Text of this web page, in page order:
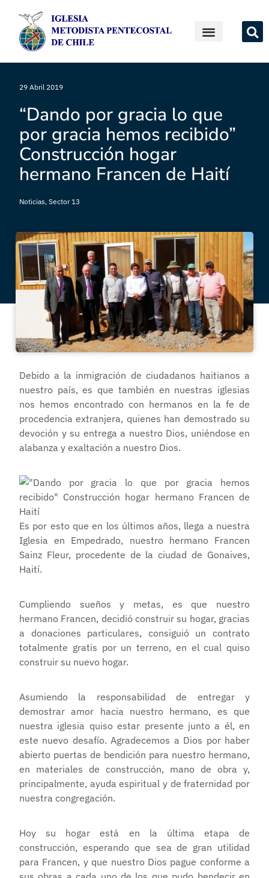
29 Abril 2019
“Dando por gracia lo que
por gracia hemos recibido”
Construcción hogar
hermano Francen de Haití
Noticias, Sector 13
Debido a la inmigración de ciudadanos haitianos a
nuestro país, es que también en nuestras iglesias
nos hemos encontrado con hermanos en la fe de
procedencia extranjera, quienes han demostrado su
devoción y su entrega a nuestro Dios, uniéndose en
alabanza y exaltación a nuestro Dios.
Es por esto que en los últimos años, llega a nuestra
Iglesia en Empedrado, nuestro hermano Francen
Sainz Fleur, procedente de la ciudad de Gonaives,
Haití.
Cumpliendo sueños y metas, es que nuestro
hermano Francen, decidió construir su hogar, gracias
a donaciones particulares, consiguió un contrato
totalmente gratis por un terreno, en el cual quiso
construir su nuevo hogar.
Asumiendo la responsabilidad de entregar y
demostrar amor hacia nuestro hermano, es que
nuestra iglesia quiso estar presente junto a él, en
este nuevo desafío. Agradecemos a Dios por haber
abierto puertas de bendición para nuestro hermano,
en materiales de construcción, mano de obra y,
principalmente, ayuda espiritual y de fraternidad por
nuestra congregación.
Hoy su hogar está en la última etapa de
construcción, esperando que sea de gran utilidad
para Francen, y que nuestro Dios pague conforme a